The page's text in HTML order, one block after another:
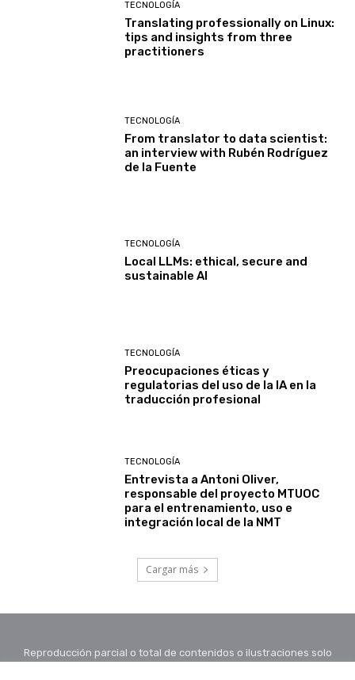
TECNOLOGÍA
Translating professionally on Linux:
tips and insights from three
practitioners
TECNOLOGÍA
From translator to data scientist:
an interview with Rubén Rodríguez
de la Fuente
TECNOLOGÍA
Local LLMs: ethical, secure and
sustainable AI
TECNOLOGÍA
Preocupaciones éticas y
regulatorias del uso de la IA en la
traducción profesional
TECNOLOGÍA
Entrevista a Antoni Oliver,
responsable del proyecto MTUOC
para el entrenamiento, uso e
integración local de la NMT
Cargar más
Reproducción parcial o total de contenidos o ilustraciones solo